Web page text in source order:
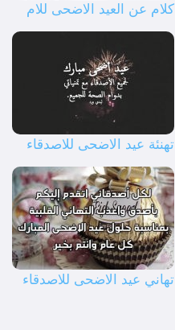
كلام عن العيد الاضحى للام
تهنئة عيد الاضحى للاصدقاء
تهاني عيد الاضحى للاصدقاء